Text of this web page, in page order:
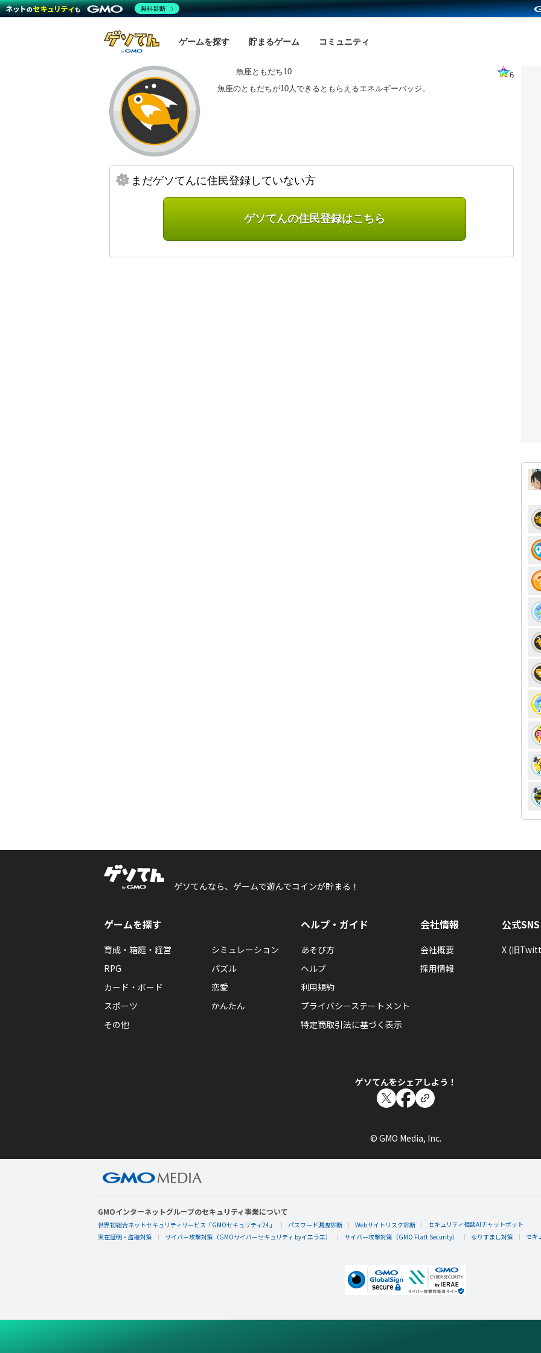
ゲームを探す 貯まるゲーム コミュニティ
魚座ともだち10
6
魚座のともだちが10人できるともらえるエネルギーバッジ。
まだゲソてんに住民登録していない方
ゲソてんの住民登録はこちら
ゲソてんなら、ゲームで遊んでコインが貯まる！
ゲームを探す
育成・箱庭・経営
シミュレーション
RPG
パズル
カード・ボード
恋愛
スポーツ
かんたん
その他
ヘルプ・ガイド
あそび方
ヘルプ
利用規約
プライバシーステートメント
特定商取引法に基づく表示
会社情報
会社概要
採用情報
公式SNS
X (旧
ゲソてんをシェアしよう！
© GMO Media, Inc.
GMOインターネットグループのセキュリティ事業について
世界初総合ネットセキュリティサービス「GMOセキュリティ24」 パスワード漏洩診断 Webサイトリスク診断
セキュリティ相談AIチャットボット
実在証明・盗聴対策
サイバー攻撃対策（GMOサイバーセキュリティ byイエラエ） サイバー攻撃対策（GMO Flatt Security） なりすまし対策 セキ
無料診断